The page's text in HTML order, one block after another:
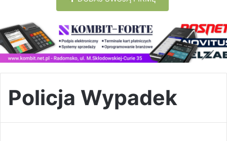
Policja Wypadek